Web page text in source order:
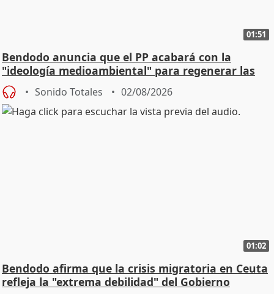
01:51
Bendodo anuncia que el PP acabará con la
"ideología medioambiental" para regenerar las
playas
Sonido Totales 02/08/2026
01:02
Bendodo afirma que la crisis migratoria en Ceuta
refleja la "extrema debilidad" del Gobierno